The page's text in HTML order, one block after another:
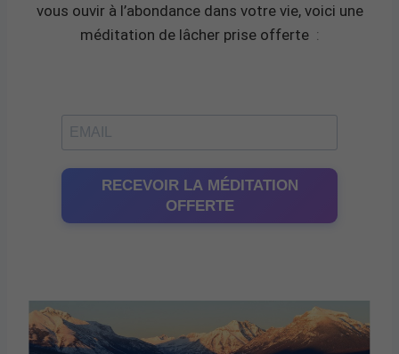
vous ouvir à l’abondance dans votre vie, voici une
méditation de lâcher prise offerte :
RECEVOIR LA MÉDITATION
OFFERTE